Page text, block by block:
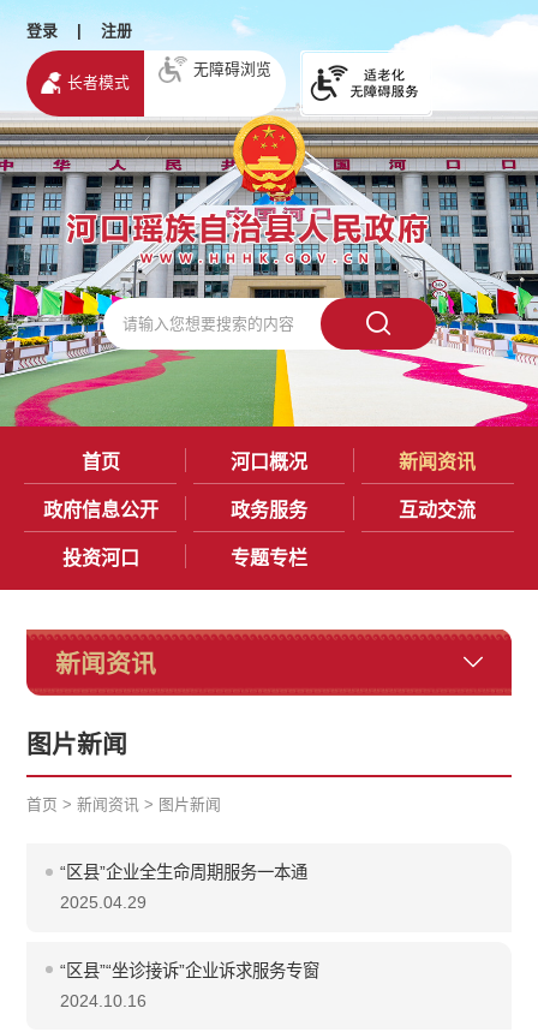
登录 | 注册
长者模式
无障碍浏览
首页 河口概况 新闻资讯
政府信息公开 政务服务 互动交流
投资河口 专题专栏
新闻资讯
图片新闻
首页 >新闻资讯 > 图片新闻
“区县”企业全生命周期服务一本通
2025.04.29
“区县”“坐诊接诉”企业诉求服务专窗
2024.10.16